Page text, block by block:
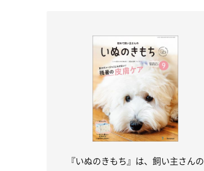
『いぬのきもち』は、飼い主さんの